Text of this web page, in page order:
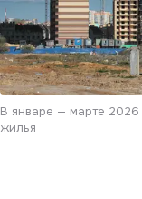
В январе — марте 2026
жилья